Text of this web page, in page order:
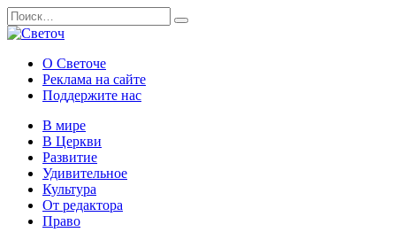
Перейти
к
Search
for:
О Светоче
Реклама на сайте
Поддержите нас
В мире
В Церкви
Развитие
Удивительное
Культура
От редактора
Право